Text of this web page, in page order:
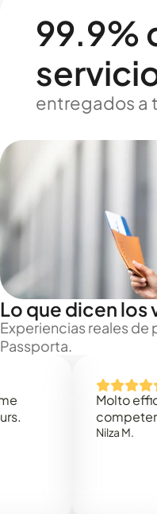
99.9%
entregados a
Lo que dicen los
Experiencias reales de
Passporta.
Molto efficace!
competenza!